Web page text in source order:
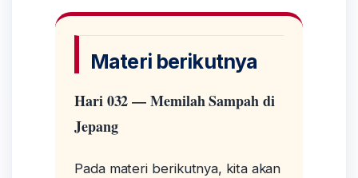
Materi berikutnya
Hari 032 — Memilah Sampah di
Jepang
Pada materi berikutnya, kita akan